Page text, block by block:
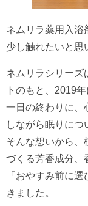
ネムリラ薬用入浴
少し触れたいと思
ネムリラシリーズ
トのもと、2019
一日の終わりに、
しながら眠りにつ
そんな想いから、
づくる芳香成分、
「おやすみ前に
きました。